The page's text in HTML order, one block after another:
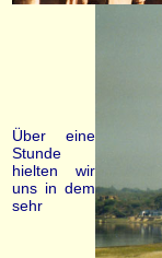
Über eine
Stunde
hielten wir
uns in dem
sehr